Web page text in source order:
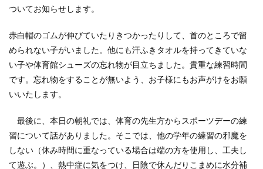
ついてお知らせします。
赤白帽のゴムが伸びていたりきつかったりして、首のところで留
められない子がいました。他にも汗ふきタオルを持ってきていな
い子や体育館シューズの忘れ物が目立ちました。貴重な練習時間
です。忘れ物をすることが無いよう、お子様にもお声がけをお願
いいたします。
最後に、本日の朝礼では、体育の先生方からスポーツデーの練
習について話がありました。そこでは、他の学年の練習の邪魔を
しない（休み時間に重なっている場合は端の方を使用し、工夫し
て遊ぶ。）、熱中症に気をつけ、日陰で休んだりこまめに水分補